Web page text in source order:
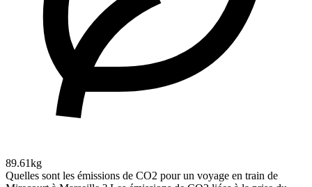
89.61kg
Quelles sont les émissions de CO2 pour un voyage en train de